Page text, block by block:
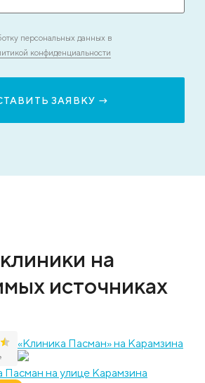
персональных данных в
конфиденциальности
на
источниках
«Клиника Пасман» на Карамзина